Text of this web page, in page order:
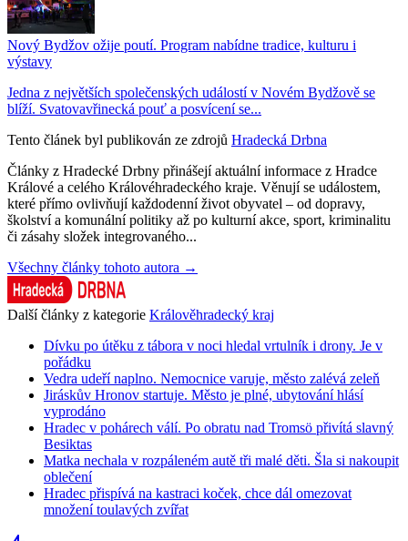
Nový Bydžov ožije poutí. Program nabídne tradice, kulturu i
výstavy
Jedna z největších společenských událostí v Novém Bydžově se
blíží. Svatovavřinecká pouť a posvícení se...
Tento článek byl publikován ze zdrojů Hradecká Drbna
Články z Hradecké Drbny přinášejí aktuální informace z Hradce
Králové a celého Královéhradeckého kraje. Věnují se událostem,
které přímo ovlivňují každodenní život obyvatel – od dopravy,
školství a komunální politiky až po kulturní akce, sport, kriminalitu
či zásahy složek integrovaného...
Všechny články tohoto autora →
Další články z kategorie Králověhradecký kraj
Dívku po útěku z tábora v noci hledal vrtulník i drony. Je v
pořádku
Vedra udeří naplno. Nemocnice varuje, město zalévá zeleň
Jiráskův Hronov startuje. Město je plné, ubytování hlásí
vyprodáno
Hradec v pohárech válí. Po obratu nad Tromsö přivítá slavný
Besiktas
Matka nechala v rozpáleném autě tři malé děti. Šla si nakoupit
oblečení
Hradec přispívá na kastraci koček, chce dál omezovat
množení toulavých zvířat